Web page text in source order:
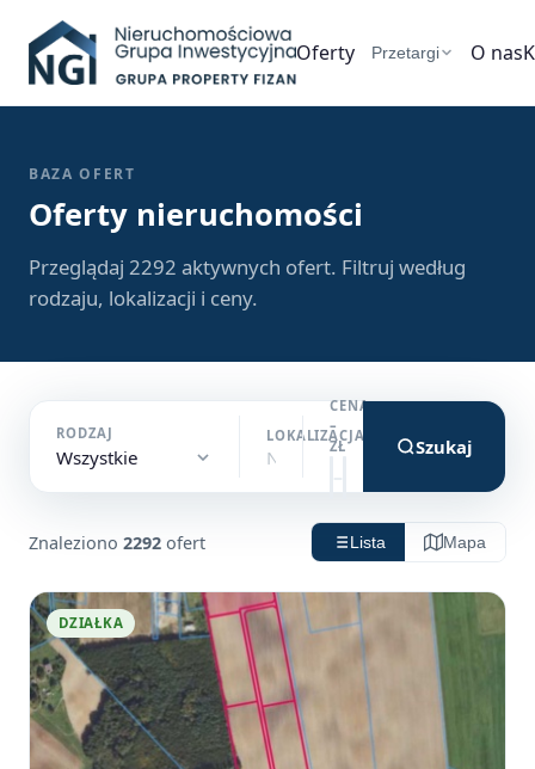
Oferty Przetargi O nas
BAZA OFERT
Oferty nieruchomości
Przeglądaj 2292 aktywnych ofert. Filtruj według
rodzaju, lokalizacji i ceny.
RODZAJ
Wszystkie
LOKALIZACJA
CENA
–
ZŁ
Szukaj
Znaleziono 2292 ofert Lista Mapa
DZIAŁKA